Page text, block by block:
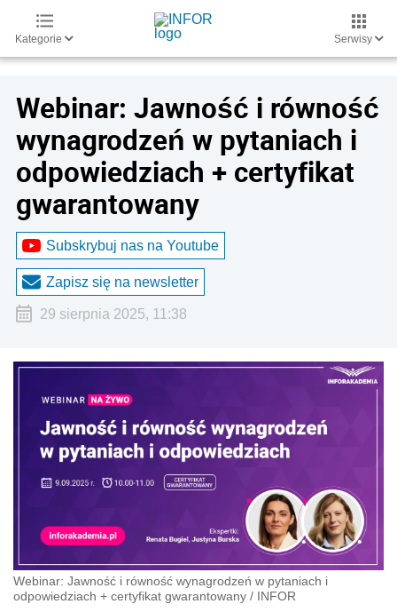
Kategorie Serwisy
Webinar: Jawność i równość
wynagrodzeń w pytaniach i
odpowiedziach + certyfikat
gwarantowany
Subskrybuj nas na Youtube
Zapisz się na newsletter
29 sierpnia 2025, 11:38
Webinar: Jawność i równość wynagrodzeń w pytaniach i
odpowiedziach + certyfikat gwarantowany / INFOR